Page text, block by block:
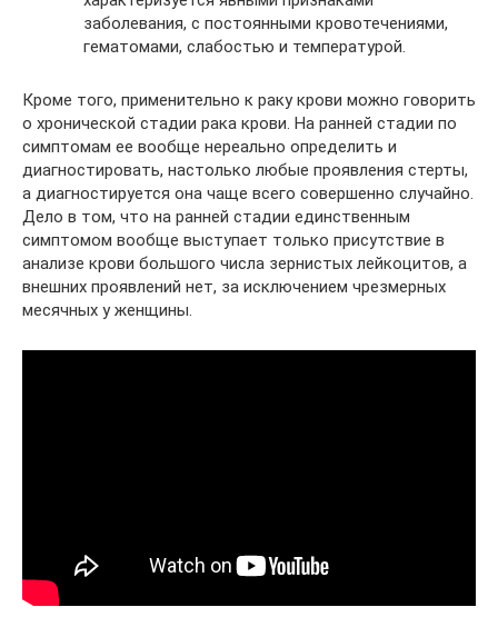
заболевания, с постоянными кровотечениями,
гематомами, слабостью и температурой.
Кроме того, применительно к раку крови можно говорить
о хронической стадии рака крови. На ранней стадии по
симптомам ее вообще нереально определить и
диагностировать, настолько любые проявления стерты,
а диагностируется она чаще всего совершенно случайно.
Дело в том, что на ранней стадии единственным
симптомом вообще выступает только присутствие в
анализе крови большого числа зернистых лейкоцитов, а
внешних проявлений нет, за исключением чрезмерных
месячных у женщины.